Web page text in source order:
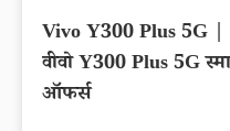
Vivo Y300 Plus 5G | 50MP
वीवो Y300 Plus 5G
ऑफर्स